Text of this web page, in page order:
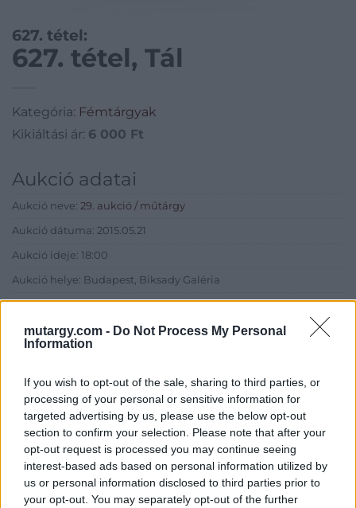
mutargy.com - Do Not Process My Personal
Information
If you wish to opt-out of the sale, sharing to third parties, or
processing of your personal or sensitive information for
targeted advertising by us, please use the below opt-out
section to confirm your selection. Please note that after your
opt-out request is processed you may continue seeing
interest-based ads based on personal information utilized by
us or personal information disclosed to third parties prior to
your opt-out. You may separately opt-out of the further
627. tétel:
627. tétel, Tál
Kategória: Fémtárgyak
Kikiáltási ár: 6 000 Ft
Aukció adatai
Aukció neve: 29. aukció / műtárgy
Aukció dátuma: 2015.05.21
Aukció ideje: 18:00
Aukció helye: Budapest, Biksady Galéria
Tételszám: 627
Eladó adatai
Eladó:Biksady Galéria
Cím: Törő Tamás
Biksady Galéria Kft.
1055, Budapest, Falk Miksa u.
24-26.
Telefon: 061/784-1111 061/780-
9307